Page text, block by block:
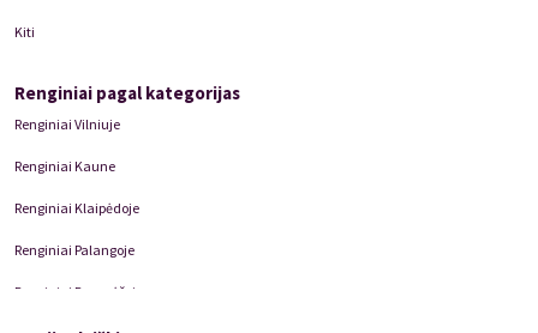
Kiti
Renginiai pagal kategorijas
Renginiai Vilniuje
Renginiai Kaune
Renginiai Klaipėdoje
Renginiai Palangoje
Renginiai Panevėžyje